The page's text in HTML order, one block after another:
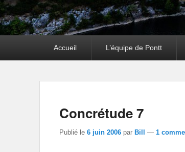
Accueil L’équipe de Pontt
Concrétude 7
Publié le 6 juin 2006 par Bill — 1